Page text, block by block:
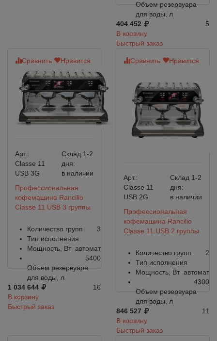
Объем резервуара
для воды, л
5
404 452
В корзину
Быстрый заказ
Сравнить Нравится
Арт.:
Classe 11
USB 3G
Склад 1-2
дня:
в наличии
Профессиональная
кофемашина Rancilio
Classe 11 USB 3 группы
Количество групп
3
Тип исполнения
автомат
Мощность, Вт
5400
Объем резервуара
для воды, л
16
1 034 644
В корзину
Быстрый заказ
Сравнить Нравится
Арт.:
Classe 11
USB 2G
Склад 1-2
дня:
в наличии
Профессиональная
кофемашина Rancilio
Classe 11 USB 2 группы
Количество групп
2
Тип исполнения
автомат
Мощность, Вт
4300
Объем резервуара
для воды, л
11
846 527
В корзину
Быстрый заказ